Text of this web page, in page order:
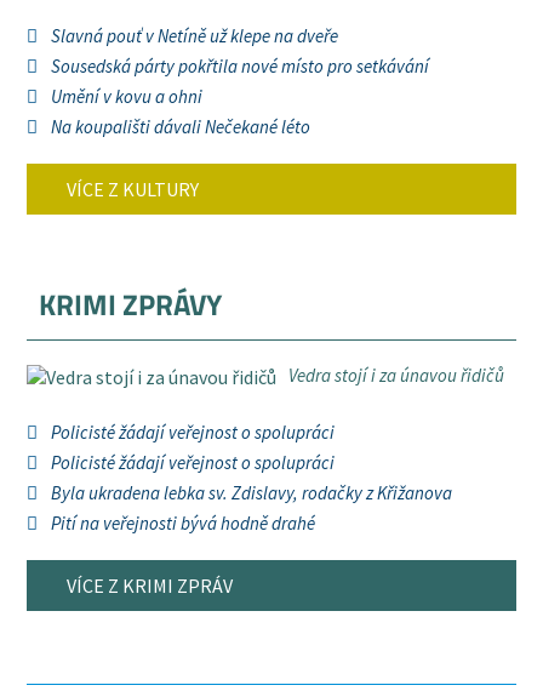
Slavná pouť v Netíně už klepe na dveře
Sousedská párty pokřtila nové místo pro setkávání
Umění v kovu a ohni
Na koupališti dávali Nečekané léto
VÍCE Z KULTURY
KRIMI ZPRÁVY
Vedra stojí i za únavou řidičů
Policisté žádají veřejnost o spolupráci
Policisté žádají veřejnost o spolupráci
Byla ukradena lebka sv. Zdislavy, rodačky z Křižanova
Pití na veřejnosti bývá hodně drahé
VÍCE Z KRIMI ZPRÁV